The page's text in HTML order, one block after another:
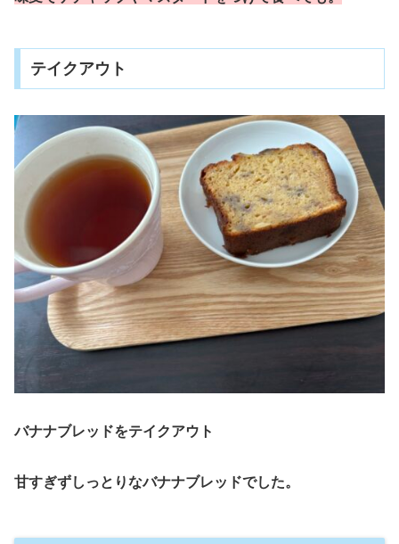
テイクアウト
バナナブレッドをテイクアウト
甘すぎずしっとりなバナナブレッドでした。